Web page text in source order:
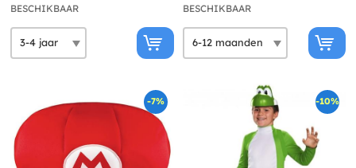
BESCHIKBAAR BESCHIKBAAR
-7% -10%